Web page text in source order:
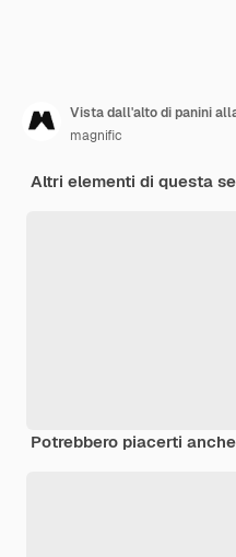
Vista dall'alto di panini
magnific
Altri elementi di questa
Potrebbero piacerti